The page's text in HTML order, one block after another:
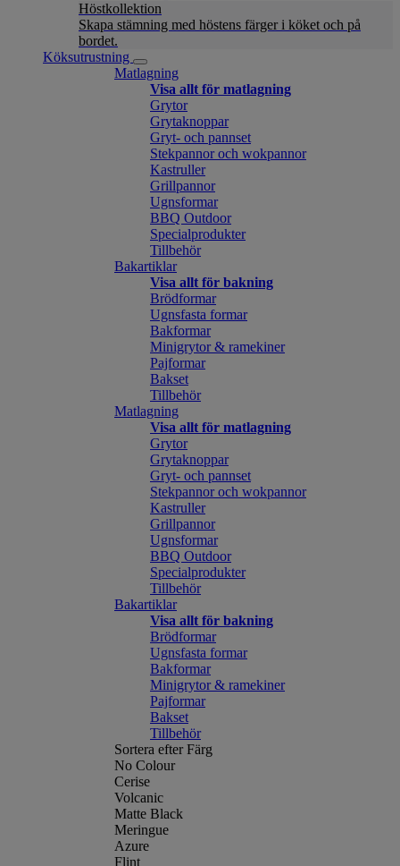
Höstkollektion
Skapa stämning med höstens färger i köket och på
bordet.
Köksutrustning
Matlagning
Visa allt för matlagning
Grytor
Grytaknoppar
Gryt- och pannset
Stekpannor och wokpannor
Kastruller
Grillpannor
Ugnsformar
BBQ Outdoor
Specialprodukter
Tillbehör
Bakartiklar
Visa allt för bakning
Brödformar
Ugnsfasta formar
Bakformar
Minigrytor & ramekiner
Pajformar
Bakset
Tillbehör
Matlagning
Visa allt för matlagning
Grytor
Grytaknoppar
Gryt- och pannset
Stekpannor och wokpannor
Kastruller
Grillpannor
Ugnsformar
BBQ Outdoor
Specialprodukter
Tillbehör
Bakartiklar
Visa allt för bakning
Brödformar
Ugnsfasta formar
Bakformar
Minigrytor & ramekiner
Pajformar
Bakset
Tillbehör
Sortera efter Färg
No Colour
Cerise
Volcanic
Matte Black
Meringue
Azure
Flint